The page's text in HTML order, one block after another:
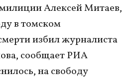
Алексей Митаев,
в томском
избил журналиста
сообщает РИА
на свободу